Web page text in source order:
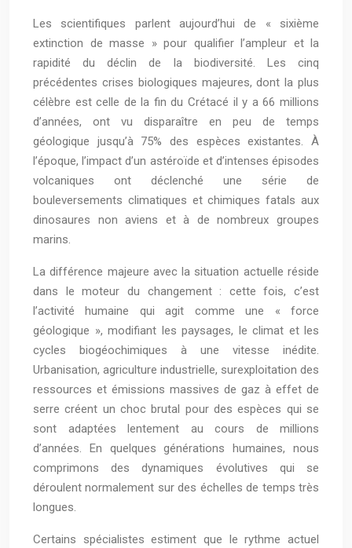
Les scientifiques parlent aujourd’hui de « sixième
extinction de masse » pour qualifier l’ampleur et la
rapidité du déclin de la biodiversité. Les cinq
précédentes crises biologiques majeures, dont la plus
célèbre est celle de la fin du Crétacé il y a 66 millions
d’années, ont vu disparaître en peu de temps
géologique jusqu’à 75% des espèces existantes. À
l’époque, l’impact d’un astéroïde et d’intenses épisodes
volcaniques ont déclenché une série de
bouleversements climatiques et chimiques fatals aux
dinosaures non aviens et à de nombreux groupes
marins.
La différence majeure avec la situation actuelle réside
dans le moteur du changement : cette fois, c’est
l’activité humaine qui agit comme une « force
géologique », modifiant les paysages, le climat et les
cycles biogéochimiques à une vitesse inédite.
Urbanisation, agriculture industrielle, surexploitation des
ressources et émissions massives de gaz à effet de
serre créent un choc brutal pour des espèces qui se
sont adaptées lentement au cours de millions
d’années. En quelques générations humaines, nous
comprimons des dynamiques évolutives qui se
déroulent normalement sur des échelles de temps très
longues.
Certains spécialistes estiment que le rythme actuel